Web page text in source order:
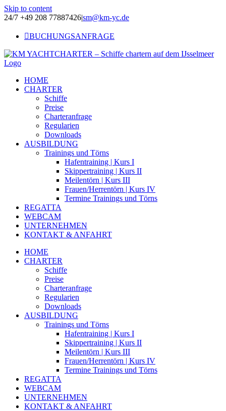
Skip to content
24/7 +49 208 77887426|sm@km-yc.de
BUCHUNGSANFRAGE
HOME
CHARTER
Schiffe
Preise
Charteranfrage
Regularien
Downloads
AUSBILDUNG
Trainings und Törns
Hafentraining | Kurs I
Skippertraining | Kurs II
Meilentörn | Kurs III
Frauen/Herrentörn | Kurs IV
Termine Trainings und Törns
REGATTA
WEBCAM
UNTERNEHMEN
KONTAKT & ANFAHRT
HOME
CHARTER
Schiffe
Preise
Charteranfrage
Regularien
Downloads
AUSBILDUNG
Trainings und Törns
Hafentraining | Kurs I
Skippertraining | Kurs II
Meilentörn | Kurs III
Frauen/Herrentörn | Kurs IV
Termine Trainings und Törns
REGATTA
WEBCAM
UNTERNEHMEN
KONTAKT & ANFAHRT